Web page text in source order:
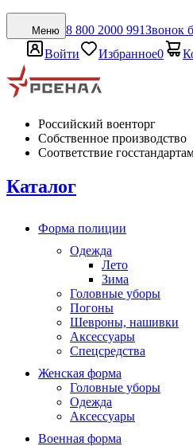
Меню 8 800 2000 991Звонок
Войти
Избранное0
Российский военторг
Собственное производство
Соответствие
Каталог
Форма полиции
Одежда
Лето
Зима
Головные уборы
Погоны
Шевроны, нашивки
Аксессуары
Спецсредства
Женская форма
Головные уборы
Одежда
Аксессуары
Военная форма